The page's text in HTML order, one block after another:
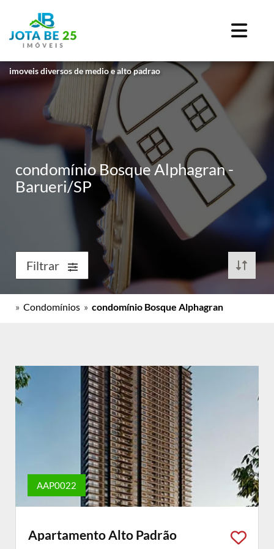
imoveis diversos de medio e alto padrao
condomínio Bosque Alphagran -
Barueri/SP
Filtrar
» Condomínios » condomínio Bosque Alphagran
AAP0022
Apartamento Alto Padrão